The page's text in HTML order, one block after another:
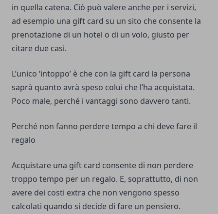
in quella catena. Ciò può valere anche per i servizi,
ad esempio una gift card su un sito che consente la
prenotazione di un hotel o di un volo, giusto per
citare due casi.
L’unico ‘intoppo’ è che con la gift card la persona
saprà quanto avrà speso colui che l’ha acquistata.
Poco male, perché i vantaggi sono davvero tanti.
Perché non fanno perdere tempo a chi deve fare il
regalo
Acquistare una gift card consente di non perdere
troppo tempo per un regalo. E, soprattutto, di non
avere dei costi extra che non vengono spesso
calcolati quando si decide di fare un pensiero.